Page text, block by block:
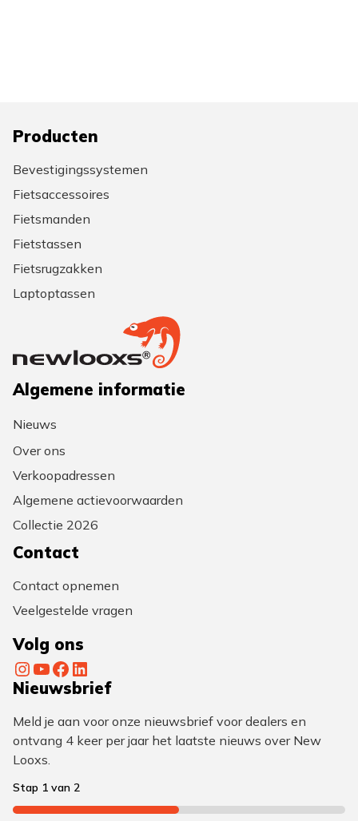
Producten
Bevestigingssystemen
Fietsaccessoires
Fietsmanden
Fietstassen
Fietsrugzakken
Laptoptassen
Algemene informatie
Nieuws
Over ons
Verkoopadressen
Algemene actievoorwaarden
Collectie 2026
Contact
Contact opnemen
Veelgestelde vragen
Volg ons
InstagramYouTube Facebook LinkedIn
Nieuwsbrief
Meld je aan voor onze nieuwsbrief voor dealers en
ontvang 4 keer per jaar het laatste nieuws over New
Looxs.
Stap 1 van 2
50%